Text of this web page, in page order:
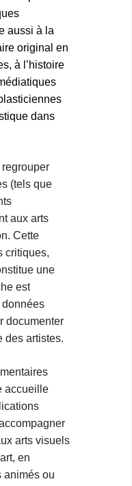
aussi à la
original en
à l’histoire
dans
regrouper
(tels que
aux arts
Cette
critiques,
une
est
données
documenter
des artistes.
accueille
arts visuels
en
animés ou